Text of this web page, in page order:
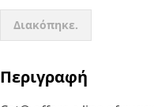
Διακόπηκε.
Περιγραφή